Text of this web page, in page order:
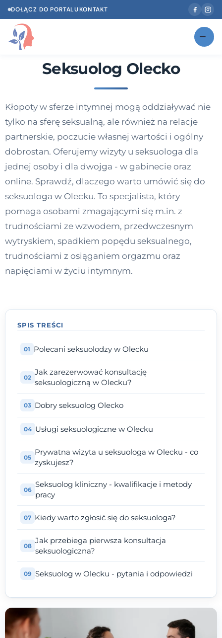
DOŁĄCZ DO PORTALUKONTAKT
Znajdź swojego specjalistę NOWOŚĆ
Według specjalizacji
Diagnozy psychologiczne
Testy psychologiczne
Dawka wiedzy
Dla specjalistów
Kontakt
Dołącz do portalu
Seksuolog Olecko
Kłopoty w sferze intymnej mogą oddziaływać nie
tylko na sferę seksualną, ale również na relacje
partnerskie, poczucie własnej wartości i ogólny
dobrostan. Oferujemy wizyty u seksuologa dla
jednej osoby i dla dwojga - w gabinecie oraz
online. Sprawdź, dlaczego warto umówić się do
seksuologa w Olecku. To specjalista, który
pomaga osobami zmagającymi się m.in. z
trudnościami ze wzwodem, przedwczesnym
wytryskiem, spadkiem popędu seksualnego,
trudnościami z osiąganiem orgazmu oraz
napięciami w życiu intymnym.
SPIS TREŚCI
Polecani seksuolodzy w Olecku
Jak zarezerwować konsultację
seksuologiczną w Olecku?
Dobry seksuolog Olecko
Usługi seksuologiczne w Olecku
Prywatna wizyta u seksuologa w Olecku - co
zyskujesz?
Seksuolog kliniczny - kwalifikacje i metody
pracy
Kiedy warto zgłosić się do seksuologa?
Jak przebiega pierwsza konsultacja
seksuologiczna?
Seksuolog w Olecku - pytania i odpowiedzi